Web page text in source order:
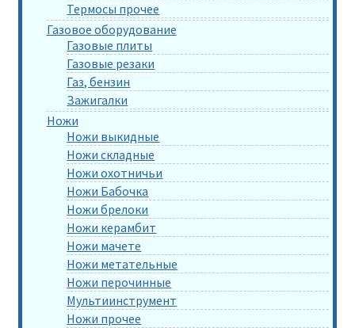
Термосы прочее
Газовое оборудование
Газовые плиты
Газовые резаки
Газ, бензин
Зажигалки
Ножи
Ножи выкидные
Ножи складные
Ножи охотничьи
Ножи Бабочка
Ножи брелоки
Ножи керамбит
Ножи мачете
Ножи метательные
Ножи перочинные
Мультиинструмент
Ножи прочее